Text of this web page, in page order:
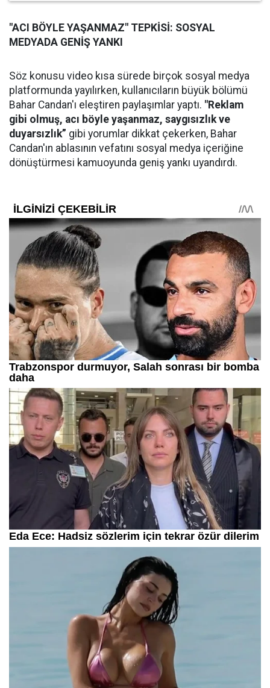
"ACI BÖYLE YAŞANMAZ" TEPKİSİ: SOSYAL
MEDYADA GENİŞ YANKI
Söz konusu video kısa sürede birçok sosyal medya
platformunda yayılırken, kullanıcıların büyük bölümü
Bahar Candan'ı eleştiren paylaşımlar yaptı. "Reklam
gibi olmuş, acı böyle yaşanmaz, saygısızlık ve
duyarsızlık” gibi yorumlar dikkat çekerken, Bahar
Candan'ın ablasının vefatını sosyal medya içeriğine
dönüştürmesi kamuoyunda geniş yankı uyandırdı.